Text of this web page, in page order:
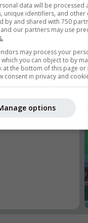
за
да открије
data will be
unique identifiers, and
by and shared with 750
and our partners may use
may process your
which you can object to by
at the bottom of this page
consent in privacy and
options